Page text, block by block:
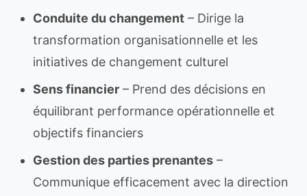
Conduite du changement – Dirige la
transformation organisationnelle et les
initiatives de changement culturel
Sens financier – Prend des décisions en
équilibrant performance opérationnelle et
objectifs financiers
Gestion des parties prenantes –
Communique efficacement avec la direction